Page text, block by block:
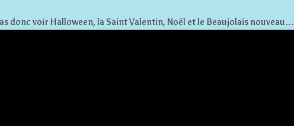
donc voir Halloween, la Saint Valentin, Noël et le Beaujolais nouveau…